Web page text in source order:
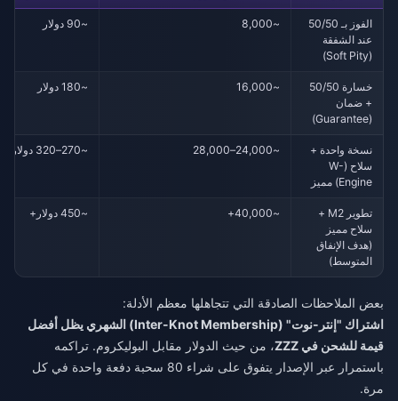
الفوز بـ 50/50
عند الشفقة
(Soft Pity)
~8,000 ~90 دولار
خسارة 50/50
+ ضمان
(Guarantee)
~16,000 ~180 دولار
نسخة واحدة +
سلاح (W-
Engine) مميز
~24,000–28,000 ~270–320 دولار
تطوير M2 +
سلاح مميز
(هدف الإنفاق
المتوسط)
~40,000+ ~450 دولار+
بعض الملاحظات الصادقة التي تتجاهلها معظم الأدلة:
اشتراك "إنتر-نوت" (Inter-Knot Membership) الشهري يظل أفضل
قيمة للشحن في ZZZ
، من حيث الدولار مقابل البوليكروم. تراكمه
باستمرار عبر الإصدار يتفوق على شراء 80 سحبة دفعة واحدة في كل
مرة.